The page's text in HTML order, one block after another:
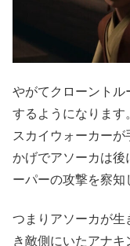
やがてクローントル
するようになります
スカイウォーカー
かげでアソーカは後
ーパーの攻撃を察知
つまりアソーカが生
き敵側にいたアナキ